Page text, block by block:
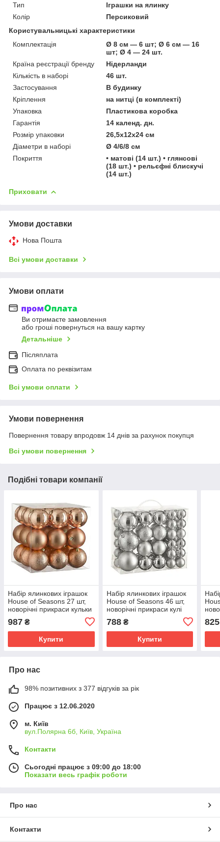
Тип
Іграшки на ялинку
Колір
Персиковий
Користувальницькі характеристики
Комплектація
Ø 8 см — 6 шт; Ø 6 см — 16
шт; Ø 4 — 24 шт.
Країна реєстрації бренду
Нідерланди
Кількість в наборі
46 шт.
Застосування
В будинку
Кріплення
на нитці (в комплекті)
Упаковка
Пластикова коробка
Гарантія
14 календ. дн.
Розмір упаковки
26,5х12х24 см
Діаметри в наборі
Ø 4/6/8 см
Покриття
• матові (14 шт.) • глянсові
(18 шт.) • рельєфні блискучі
(14 шт.)
Приховати
Умови доставки
Нова Пошта
Всі умови доставки
Умови оплати
Ви отримаєте замовлення
або гроші повернуться на вашу картку
Детальніше
Післяплата
Оплата по реквізитам
Всі умови оплати
Умови повернення
Повернення товару впродовж 14 днів за рахунок покупця
Всі умови повернення
Подібні товари компанії
Набір ялинкових іграшок
House of Seasons 27 шт,
новорічні прикраси кульки
пластикові на ялинку 8 см,
персикові
987 ₴
Купити
Набір ялинкових іграшок
House of Seasons 46 шт,
новорічні прикраси кулі
пластикові на ялинку 4/6/8
см, срібло
788₴
Купити
см,
825
Про нас
98% позитивних з 377 відгуків за рік
Працює з 12.06.2020
м. Київ
вул.Полярна 6б, Київ, Україна
Контакти
Сьогодні працює з 09:00 до 18:00
Показати весь графік роботи
Про нас
Контакти